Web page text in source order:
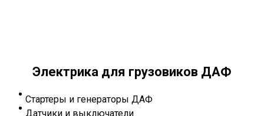
Электрика для грузовиков ДАФ
Стартеры и генераторы ДАФ
Датчики и выключатели